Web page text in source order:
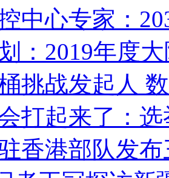
中心专家：
：2019年度
挑战发起人
打起来了：
香港部队发